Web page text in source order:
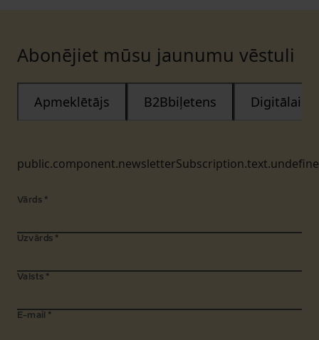
Abonējiet mūsu jaunumu vēstuli
Apmeklētājs B2Bbiļetens Digitālais
Vārds *
Uzvārds *
Valsts *
E-mail *